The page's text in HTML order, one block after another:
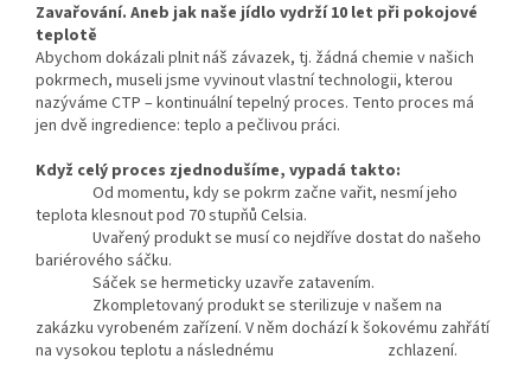
Zavařování. Aneb jak naše jídlo vydrží 10 let při pokojové
teplotě
Abychom dokázali plnit náš závazek, tj. žádná chemie v našich
pokrmech, museli jsme vyvinout vlastní technologii, kterou
nazýváme CTP – kontinuální tepelný proces. Tento proces má
jen dvě ingredience: teplo a pečlivou práci.
Když celý proces zjednodušíme, vypadá takto:
Od momentu, kdy se pokrm začne vařit, nesmí jeho
teplota klesnout pod 70 stupňů Celsia.
Uvařený produkt se musí co nejdříve dostat do našeho
bariérového sáčku.
Sáček se hermeticky uzavře zatavením.
Zkompletovaný produkt se sterilizuje v našem na
zakázku vyrobeném zařízení. V něm dochází k šokovému zahřátí
na vysokou teplotu a následnému zchlazení.